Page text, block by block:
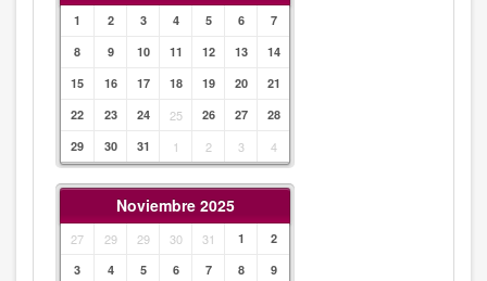
1 2 3 4 5 6
7
8
9 10 11 12 13
14
15
16 17 18 19 20
21
22
23 24 25 26 27
28
29
30 31 1 2 3 4
Noviembre 2025
27 29 29 30 31 1
2
3
4 5 6 7 8
9